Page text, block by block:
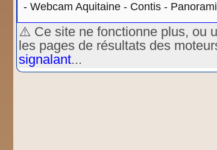
- Webcam Aquitaine - Contis -
⚠️ Ce site ne fonctionne plus, ou
les pages de résultats des
signalant...